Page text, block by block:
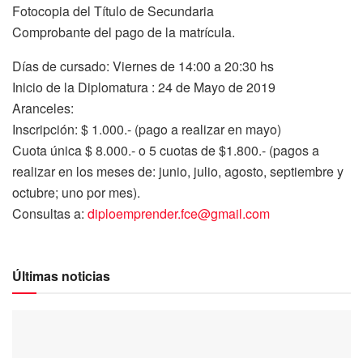
Fotocopia del Título de Secundaria
Comprobante del pago de la matrícula.
Días de cursado: Viernes de 14:00 a 20:30 hs
Inicio de la Diplomatura : 24 de Mayo de 2019
Aranceles:
Inscripción: $ 1.000.- (pago a realizar en mayo)
Cuota única $ 8.000.- o 5 cuotas de $1.800.- (pagos a
realizar en los meses de: junio, julio, agosto, septiembre y
octubre; uno por mes).
Consultas a: diploemprender.fce@gmail.com
Últimas noticias